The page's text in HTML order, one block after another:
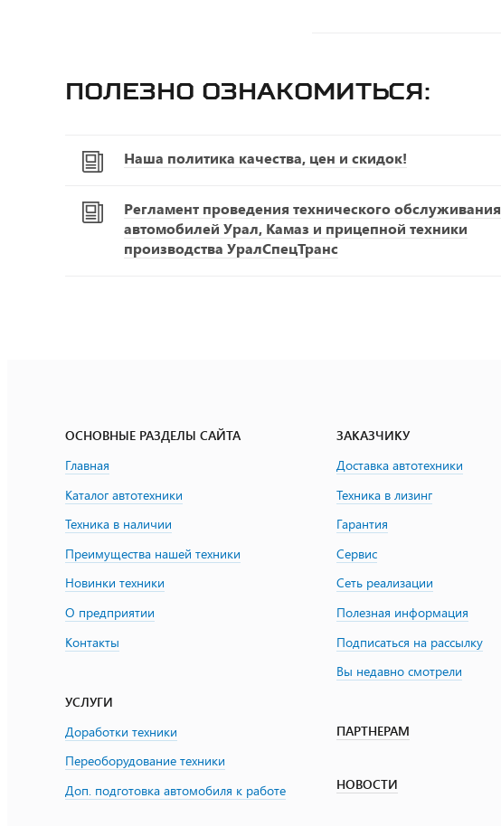
Полезно ознакомиться:
Наша политика качества, цен и скидок!
Регламент проведения технического обслуживания
автомобилей Урал, Камаз и прицепной техники
производства УралСпецТранс
ОСНОВНЫЕ РАЗДЕЛЫ САЙТА
Главная
Каталог автотехники
Техника в наличии
Преимущества нашей техники
Новинки техники
О предприятии
Контакты
УСЛУГИ
Доработки техники
Переоборудование техники
Доп. подготовка автомобиля к работе
ЗАКАЗЧИКУ
Доставка автотехники
Техника в лизинг
Гарантия
Сервис
Сеть реализации
Полезная информация
Подписаться на рассылку
Вы недавно смотрели
ПАРТНЕРАМ
НОВОСТИ